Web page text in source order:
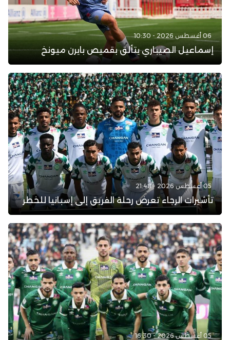
06 أغسطس 2026 - 10:30
إسماعيل الصيباري يتألق بقميص بايرن ميونخ
05 أغسطس 2026 - 21:48
تأشيرات الرجاء تعرض رحلة الفريق إلى إسبانيا للخطر
05 أغسطس 2026 - 16:30